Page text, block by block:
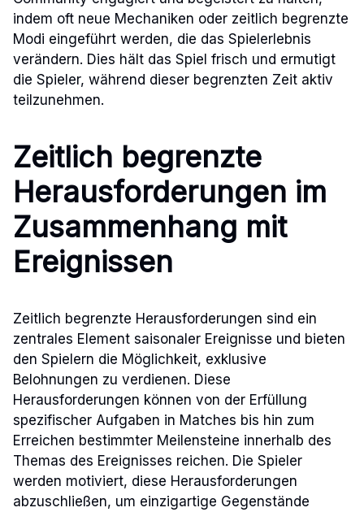
indem oft neue Mechaniken oder zeitlich begrenzte
Modi eingeführt werden, die das Spielerlebnis
verändern. Dies hält das Spiel frisch und ermutigt
die Spieler, während dieser begrenzten Zeit aktiv
teilzunehmen.
Zeitlich begrenzte
Herausforderungen im
Zusammenhang mit
Ereignissen
Zeitlich begrenzte Herausforderungen sind ein
zentrales Element saisonaler Ereignisse und bieten
den Spielern die Möglichkeit, exklusive
Belohnungen zu verdienen. Diese
Herausforderungen können von der Erfüllung
spezifischer Aufgaben in Matches bis hin zum
Erreichen bestimmter Meilensteine innerhalb des
Themas des Ereignisses reichen. Die Spieler
werden motiviert, diese Herausforderungen
abzuschließen, um einzigartige Gegenstände